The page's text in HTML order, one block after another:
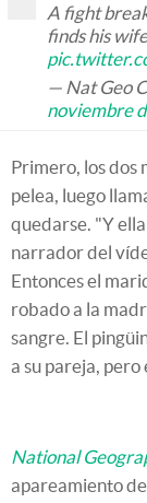
A fight
finds his
— Nat Geo
noviembre
Primero, los dos
pelea, luego
quedarse. "Y
narrador del
Entonces el
robado a la
sangre. El
a su pareja, pero
National
apareamiento